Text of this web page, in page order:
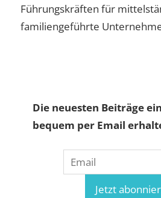
Führungskräften für
familiengeführte
Die neuesten Beiträge
bequem per Email